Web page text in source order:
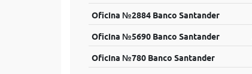
Oficina №2884 Banco Santander
Oficina №5690 Banco Santander
Oficina №780 Banco Santander